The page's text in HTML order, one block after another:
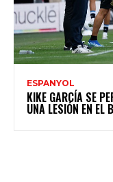
ESPANYOL
KIKE GARCÍA SE
UNA LESIÓN EN EL